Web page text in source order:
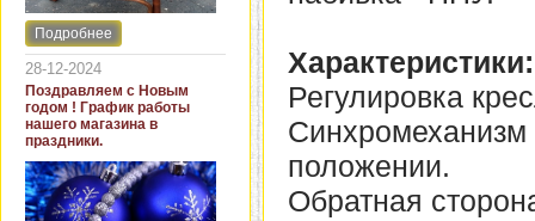
Интернет-магазин "Кровать
и диван" представляет
новинки стульев и кресел
для дачи. В ассортименте
представлены как
бюджетные модели из
пластика для дачи, так и
кресла для загородных
домов из натурального и
искусственного ротанга.
Подробнее
28-12-2024
Поздравляем с Новым
годом ! График работы
нашего магазина в
праздники.
Характеристики:
Регулировка
положении.
Обратная